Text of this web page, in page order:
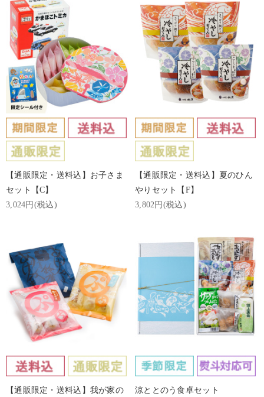
【通販限定・送料込】お子さま
セット【C】
3,024円(税込)
【通販限定・送料込】夏のひん
やりセット【F】
3,802円(税込)
【通販限定・送料込】我が家の
涼ととのう食卓セット